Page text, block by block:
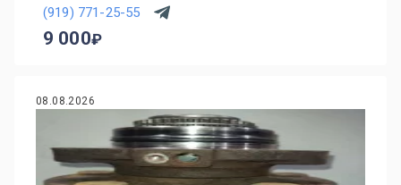
(919) 771-25-55
9 000
08.08.2026